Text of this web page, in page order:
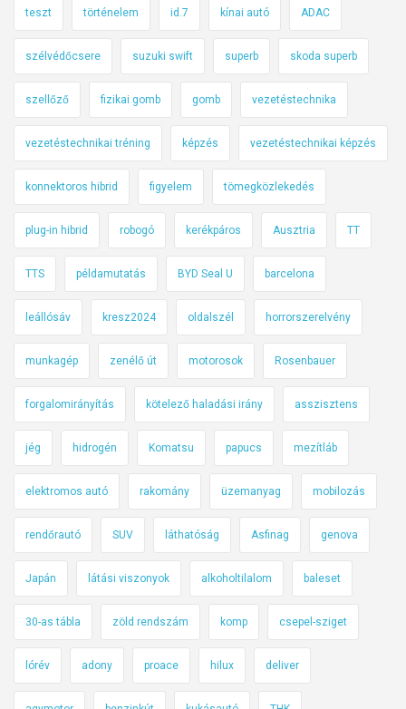
teszt történelem id.7 kínai autó ADAC
szélvédőcsere suzuki swift superb skoda superb
szellőző fizikai gomb gomb vezetéstechnika
vezetéstechnikai tréning képzés vezetéstechnikai képzés
konnektoros hibrid figyelem tömegközlekedés
plug-in hibrid robogó kerékpáros Ausztria TT
TTS példamutatás BYD Seal U barcelona
leállósáv kresz2024 oldalszél horrorszerelvény
munkagép zenélő út motorosok Rosenbauer
forgalomirányítás kötelező haladási irány asszisztens
jég hidrogén Komatsu papucs mezítláb
elektromos autó rakomány üzemanyag mobilozás
rendőrautó SUV láthatóság Asfinag genova
Japán látási viszonyok alkoholtilalom baleset
30-as tábla zöld rendszám komp csepel-sziget
lórév adony proace hilux deliver